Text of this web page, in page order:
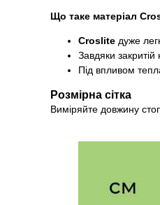
Що таке матеріал
Croslite дуже
Завдяки
Під впливом
Розмірна сітка
Виміряйте довжину